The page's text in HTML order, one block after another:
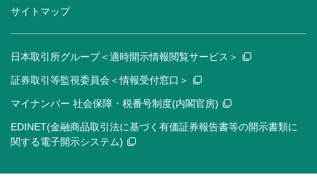
サイトマップ
日本取引所グループ＜適時開示情報閲覧サービス＞
証券取引等監視委員会＜情報受付窓口＞
マイナンバー 社会保障・税番号制度(内閣官房)
EDINET(金融商品取引法に基づく有価証券報告書等の開示書類に
関する電子開示システム)